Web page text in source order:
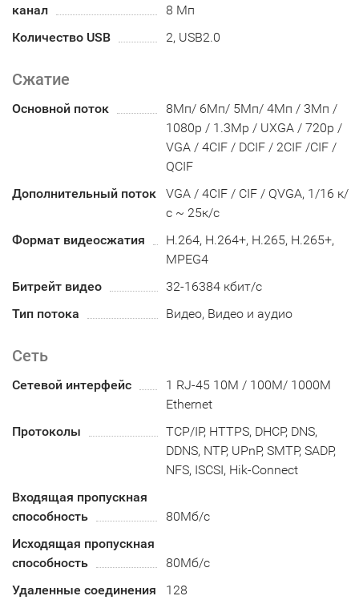
канал
8 Мп
Количество USB
2, USB2.0
Сжатие
Основной поток
8Мп/ 6Мп/ 5Мп/ 4Мп / 3Мп /
1080p / 1.3Mp / UXGA / 720p /
VGA / 4CIF / DCIF / 2CIF /CIF /
QCIF
Дополнительный поток
VGA / 4CIF / CIF / QVGA, 1/16 к/
с ~ 25к/с
Формат видеосжатия
H.264, H.264+, H.265, H.265+,
MPEG4
Битрейт видео
32-16384 кбит/с
Тип потока
Видео, Видео и аудио
Сеть
Сетевой интерфейс
1 RJ-45 10M / 100M/ 1000M
Ethernet
Протоколы
TCP/IP, HTTPS, DHCP, DNS,
DDNS, NTP, UPnP, SMTP, SADP,
NFS, ISCSI, Hik-Connect
Входящая пропускная
способность
80Мб/с
Исходящая пропускная
способность
80Мб/с
Удаленные соединения
128